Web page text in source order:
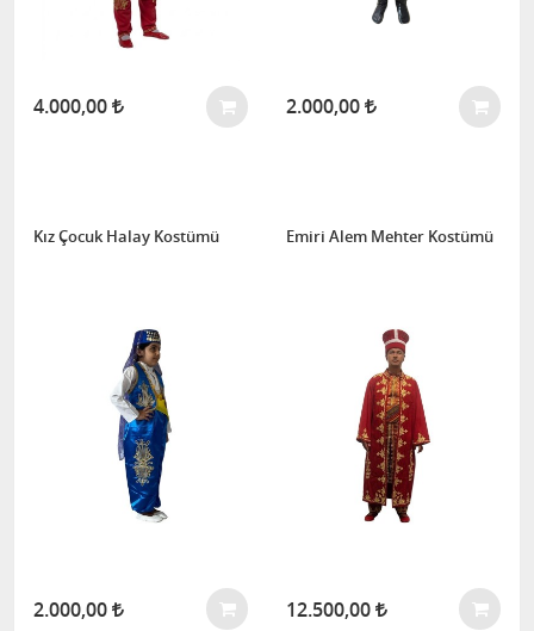
4.000,00 2.000,00
Kız Çocuk Halay Kostümü
2.000,00
Emiri Alem Mehter Kostümü
12.500,00